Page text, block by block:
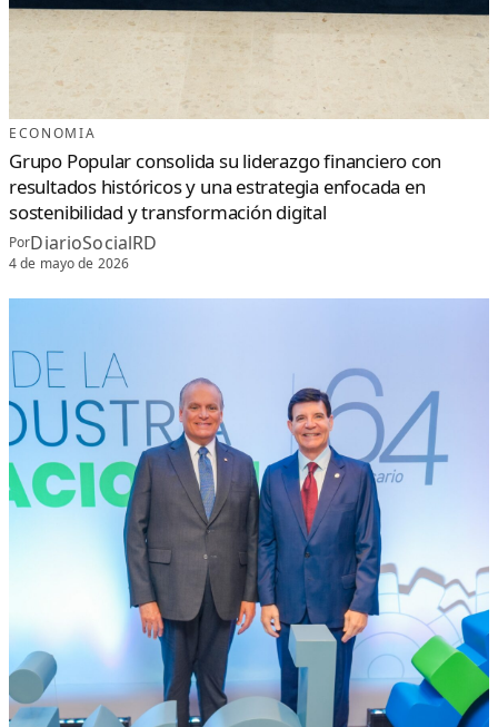
ECONOMIA
Grupo Popular consolida su liderazgo financiero con
resultados históricos y una estrategia enfocada en
sostenibilidad y transformación digital
PorDiarioSocialRD
4 de mayo de 2026